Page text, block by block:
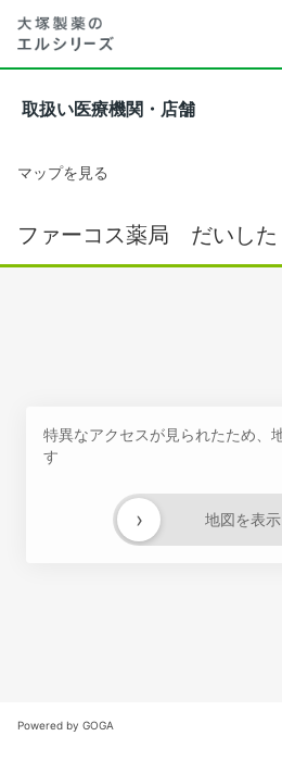
取扱い医療機関・店舗
マップを見る
ファーコス薬局 だいした
特異なアクセスが見られたため、
す
地図を表示
›
Powered by GOGA